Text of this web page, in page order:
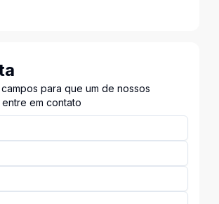
para que um de nossos
em contato